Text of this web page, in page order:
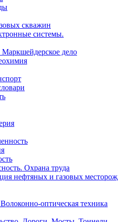
скважин
системы.
Маркшейдерское дело
Охрана труда
нефтяных и газовых
оптическая техника